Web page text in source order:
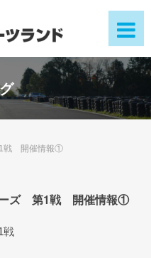
戦 開催情報①
ーズ 第1戦 開催情報①
戦